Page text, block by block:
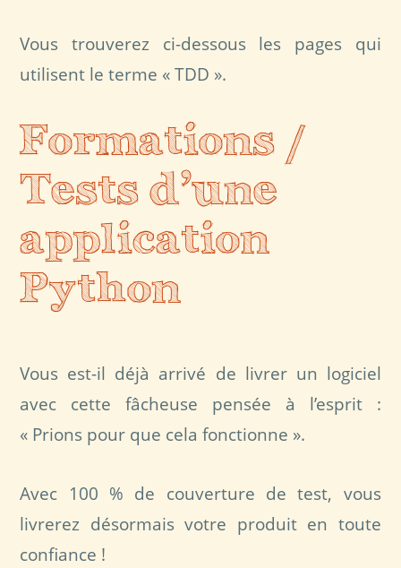
Vous trouverez ci-dessous les pages qui
utilisent le terme « TDD ».
Formations /
Tests d’une
application
Python
Vous est-il déjà arrivé de livrer un logiciel
avec cette fâcheuse pensée à l’esprit :
« Prions pour que cela fonctionne ».
Avec 100 % de couverture de test, vous
livrerez désormais votre produit en toute
confiance !